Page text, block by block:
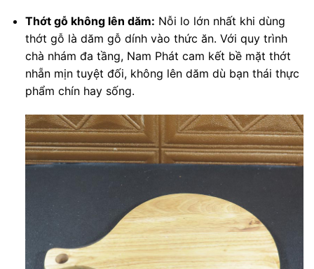
Thớt gỗ không lên dăm: Nỗi lo lớn nhất khi dùng
thớt gỗ là dăm gỗ dính vào thức ăn. Với quy trình
chà nhám đa tầng, Nam Phát cam kết bề mặt thớt
nhẵn mịn tuyệt đối, không lên dăm dù bạn thái thực
phẩm chín hay sống.